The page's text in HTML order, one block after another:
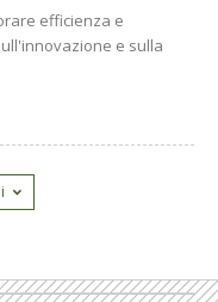
efficienza e
e sulla